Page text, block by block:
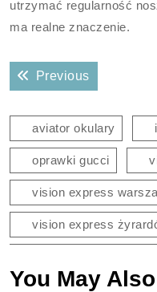
utrzymać regularność
ma realne znaczenie.
Nawigacja
wpisuPreviousPrevious
aviator okulary
oprawki gucci
vision express
vision express
You May